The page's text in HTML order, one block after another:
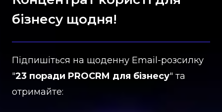
бізнесу щодня!
Підпишіться на щоденну Email-розсилку
"23 поради PROCRM для бізнесу" та
отримайте: